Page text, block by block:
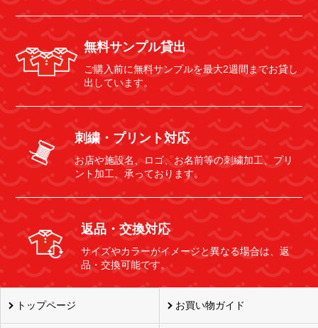
無料サンプル貸出
ご購入前に無料サンプルを最大2週間までお貸し
出しています。
刺繍・プリント対応
お店や施設名、ロゴ、お名前等の刺繍加工、プリ
ント加工、承っております。
返品・交換対応
サイズやカラーがイメージと異なる場合は、返
品・交換可能です。
トップページ お買い物ガイド